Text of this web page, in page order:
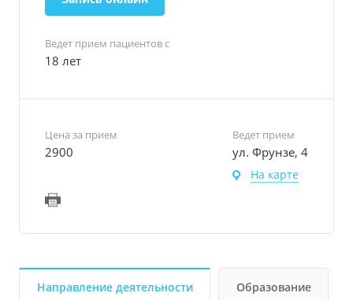
Ведет прием пациентов с
18 лет
Цена за прием
2900
Ведет прием
ул. Фрунзе, 4
На карте
Направление деятельности Образование